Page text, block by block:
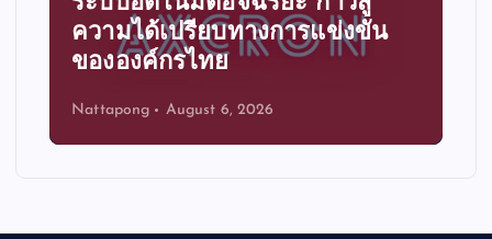
ด้เปรียบทางการแข่งขัน
ค์กรไทย
August 6, 2026
กำลังคืบคล